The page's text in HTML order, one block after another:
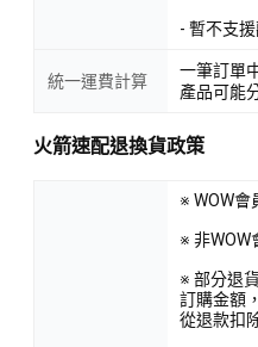
- 暫不支
統一運費計算
一筆訂單
產品可能
火箭速配退換貨政策
※ WOW會
※ 非WOW
※ 部分退
訂購金額
從退款扣